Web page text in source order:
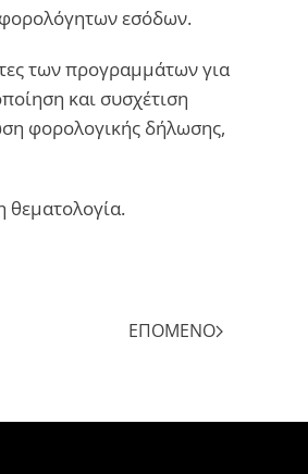
εσόδων.
των προγραμμάτων για
και συσχέτιση
φορολογικής δήλωσης,
θεματολογία.
ΕΠΌΜΕΝΟ